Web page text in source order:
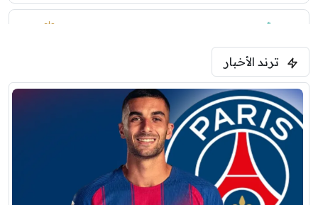
ليفربول
ترند الأخبار